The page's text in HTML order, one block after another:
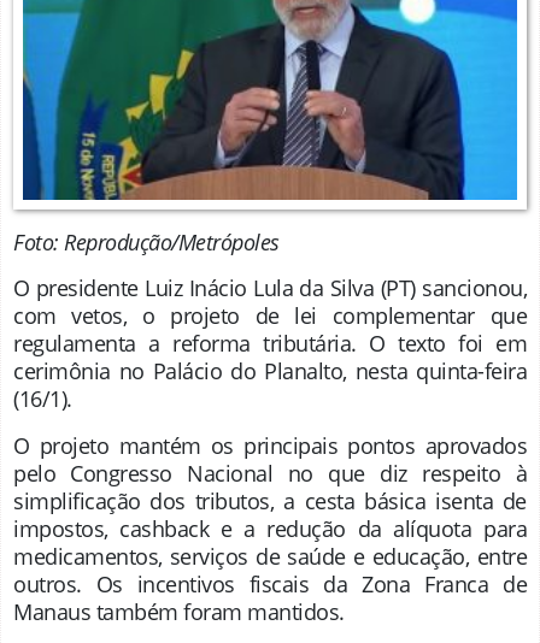
Foto: Reprodução/Metrópoles
O presidente Luiz Inácio Lula da Silva (PT) sancionou,
com vetos, o projeto de lei complementar que
regulamenta a reforma tributária. O texto foi em
cerimônia no Palácio do Planalto, nesta quinta-feira
(16/1).
O projeto mantém os principais pontos aprovados
pelo Congresso Nacional no que diz respeito à
simplificação dos tributos, a cesta básica isenta de
impostos, cashback e a redução da alíquota para
medicamentos, serviços de saúde e educação, entre
outros. Os incentivos fiscais da Zona Franca de
Manaus também foram mantidos.